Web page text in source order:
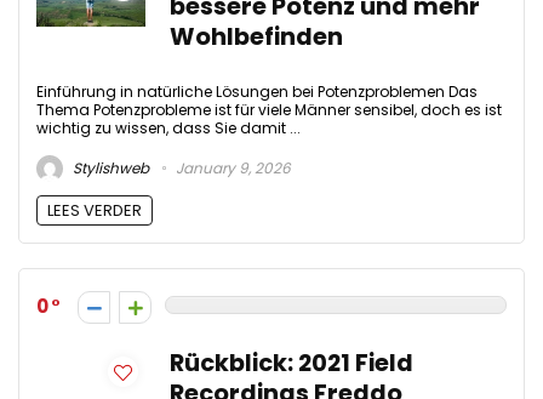
bessere Potenz und mehr
Wohlbefinden
Einführung in natürliche Lösungen bei Potenzproblemen Das
Thema Potenzprobleme ist für viele Männer sensibel, doch es ist
wichtig zu wissen, dass Sie damit ...
Stylishweb
January 9, 2026
LEES VERDER
0
Rückblick: 2021 Field